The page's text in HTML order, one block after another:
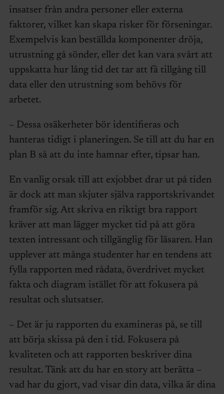
insatser från andra personer eller externa
faktorer, vilket kan skapa risker för förseningar.
Exempelvis kan beställda komponenter dröja,
utrustning gå sönder, eller det kan vara svårt att
uppskatta hur lång tid det tar att få tillgång till
data eller den utrustning som behövs för
arbetet.
– Dessa osäkerheter bör identifieras och
hanteras tidigt i planeringen. Se till att du har en
plan B så att du inte hamnar efter, tipsar han.
En vanlig orsak till att exjobbet drar ut på tiden
är dock att man skjuter själva rapportskrivandet
framför sig. Att skriva en riktigt bra rapport
kräver att man lägger mycket tid på att göra
texten intressant och tillgänglig för läsaren. Han
upplever att många studenter har en tendens att
fylla rapporten med rådata, överdrivet mycket
fakta och diagram istället för att fokusera på
resultat och slutsatser.
– Det är ju rapporten du examineras på, se till
att börja skissa på den i tid. Fokusera på
kvaliteten och att rapporten beskriver dina
resultat. Tänk att du har en story att berätta –
vad har du gjort, vad visar din data, vilka är dina